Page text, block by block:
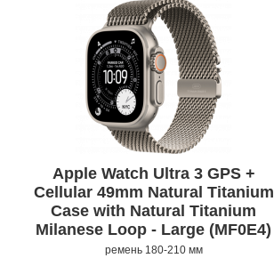
Apple Watch Ultra 3 GPS +
Cellular 49mm Natural Titanium
Case with Natural Titanium
Milanese Loop - Large (MF0E4)
ремень 180-210 мм